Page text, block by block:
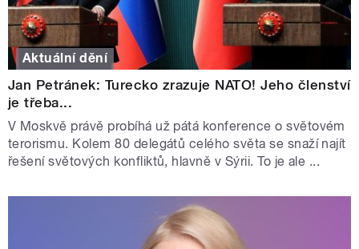
Aktuální dění
Jan Petránek: Turecko zrazuje NATO! Jeho členství
je třeba...
V Moskvě právě probíhá už pátá konference o světovém
terorismu. Kolem 80 delegátů celého světa se snaží najít
řešení světových konfliktů, hlavně v Sýrii. To je ale ...